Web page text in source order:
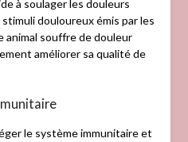
à soulager les douleurs
douloureux émis par les
animal souffre de douleur
améliorer sa qualité de
le système immunitaire et